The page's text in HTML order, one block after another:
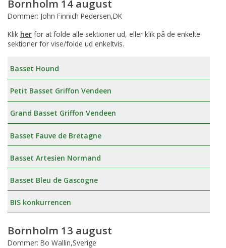
Bornholm 14 august
Dommer: John Finnich Pedersen,DK
Klik her for at folde alle sektioner ud, eller klik på de enkelte
sektioner for vise/folde ud enkeltvis.
Basset Hound
Petit Basset Griffon Vendeen
Grand Basset Griffon Vendeen
Basset Fauve de Bretagne
Basset Artesien Normand
Basset Bleu de Gascogne
BIS konkurrencen
Bornholm 13 august
Dommer: Bo Wallin,Sverige